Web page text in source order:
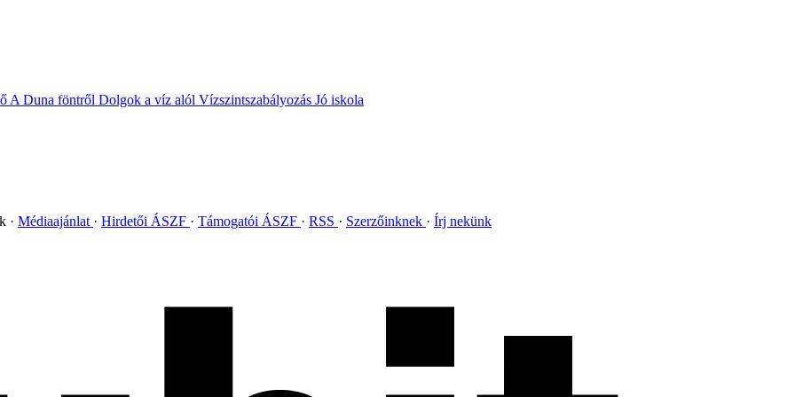
A Duna föntről Dolgok a víz alól Vízszintszabályozás Jó iskola
Médiaajánlat Hirdetői ÁSZF Támogatói ÁSZF RSS Szerzőinknek Írj nekünk